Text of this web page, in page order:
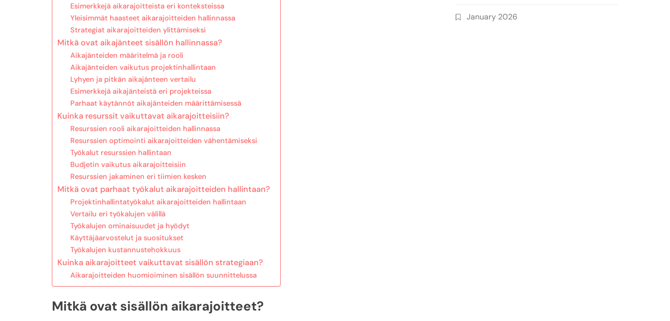
Esimerkkejä aikarajoitteista eri konteksteissa
Yleisimmät haasteet aikarajoitteiden hallinnassa
Strategiat aikarajoitteiden ylittämiseksi
Mitkä ovat aikajänteet sisällön hallinnassa?
Aikajänteiden määritelmä ja rooli
Aikajänteiden vaikutus projektinhallintaan
Lyhyen ja pitkän aikajänteen vertailu
Esimerkkejä aikajänteistä eri projekteissa
Parhaat käytännöt aikajänteiden määrittämisessä
Kuinka resurssit vaikuttavat aikarajoitteisiin?
Resurssien rooli aikarajoitteiden hallinnassa
Resurssien optimointi aikarajoitteiden vähentämiseksi
Työkalut resurssien hallintaan
Budjetin vaikutus aikarajoitteisiin
Resurssien jakaminen eri tiimien kesken
Mitkä ovat parhaat työkalut aikarajoitteiden hallintaan?
Projektinhallintatyökalut aikarajoitteiden hallintaan
Vertailu eri työkalujen välillä
Työkalujen ominaisuudet ja hyödyt
Käyttäjäarvostelut ja suositukset
Työkalujen kustannustehokkuus
Kuinka aikarajoitteet vaikuttavat sisällön strategiaan?
Aikarajoitteiden huomioiminen sisällön suunnittelussa
Mitkä ovat sisällön aikarajoitteet?
January 2026